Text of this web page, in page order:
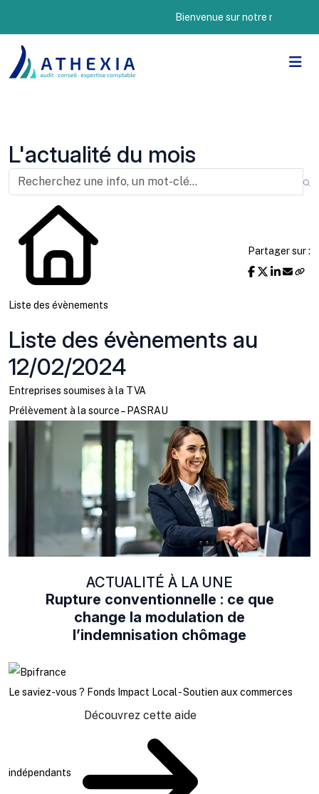
Bienvenue sur notre nouveau site
L'actualité du mois
Liste des évènements
Partager sur :
Liste des évènements au
12/02/2024
Entreprises soumises à la TVA
Prélèvement à la source – PASRAU
ACTUALITÉ À LA UNE
Rupture conventionnelle : ce que
change la modulation de
l’indemnisation chômage
Le saviez-vous ? Fonds Impact Local - Soutien aux commerces
indépendants
Découvrez cette aide